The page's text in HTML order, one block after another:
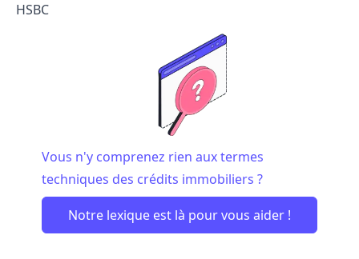
HSBC
Vous n'y comprenez rien aux termes
techniques des crédits immobiliers ?
Notre lexique est là pour vous aider !